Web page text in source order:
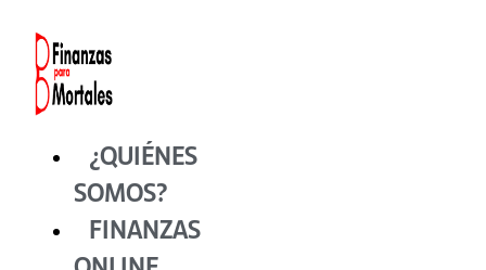
contenido
¿QUIÉNES
SOMOS?
FINANZAS